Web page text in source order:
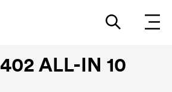
402 ALL-IN 10